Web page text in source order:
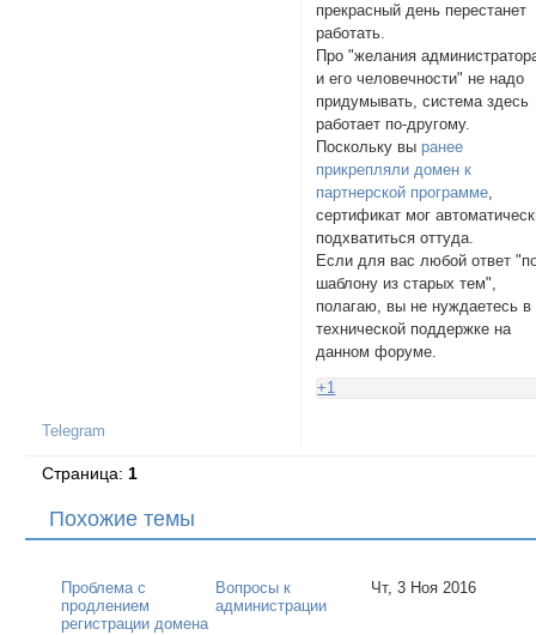
прекрасный день перестанет
работать.
Про "желания
и его человечности" не надо
придумывать, система здесь
работает по-другому.
Поскольку выранее
прикрепляли домен к
партнерской программе,
сертификат мог
подхватиться оттуда.
Если для вас любой ответ
шаблону из старых тем",
полагаю, вы не нуждаетесь в
технической поддержке на
данном форуме.
+1
Telegram
Страница: 1
Похожие темы
Проблема с
продлением
регистрации домена
Вопросы к
администрации
Чт, 3 Ноя 2016